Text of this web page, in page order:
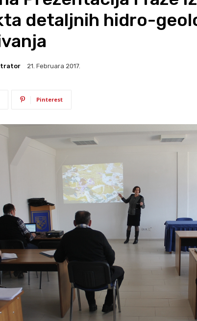
detaljnih hidro-
21. Februara 2017.
Pinterest